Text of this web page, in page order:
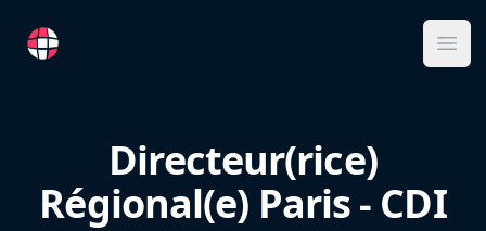
RemoteFR
Directeur(rice)
Régional(e) Paris - CDI